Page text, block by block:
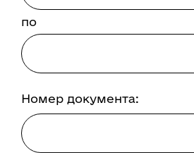
по
Номер документа: